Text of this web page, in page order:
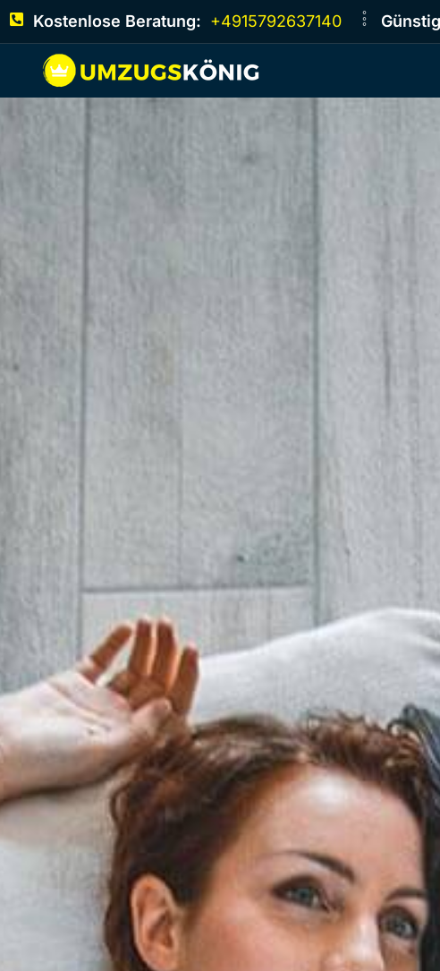
Kostenlose Beratung: +4915792637140